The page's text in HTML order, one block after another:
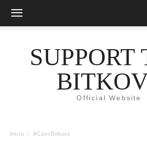
SUPPORT
Official Website
Inicio #CasoBitkovs